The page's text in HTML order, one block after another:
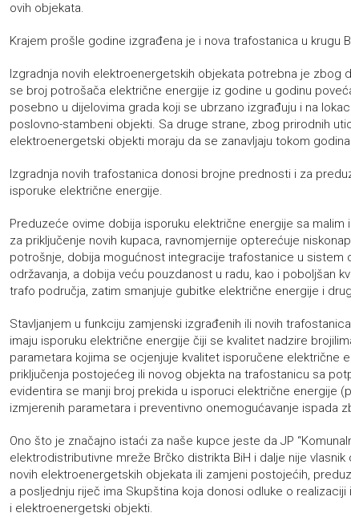
ovih objekata.
Krajem prošle godine izgrađena je i nova trafostanica u krugu
Izgradnja novih elektroenergetskih objekata potrebna je
se broj potrošača električne energije iz godine u godinu
posebno u dijelovima grada koji se ubrzano izgrađuju i na
poslovno-stambeni objekti. Sa druge strane, zbog prirodnih
elektroenergetski objekti moraju da se zanavljaju tokom
Izgradnja novih trafostanica donosi brojne prednosti i za
isporuke električne energije.
Preduzeće ovime dobija isporuku električne energije sa
za priključenje novih kupaca, ravnomjernije opterećuje
potrošnje, dobija mogućnost integracije trafostanice u sistem
održavanja, a dobija veću pouzdanost u radu, kao i poboljšan
trafo područja, zatim smanjuje gubitke električne energije i
Stavljanjem u funkciju zamjenski izgrađenih ili novih
imaju isporuku električne energije čiji se kvalitet nadzire
parametara kojima se ocjenjuje kvalitet isporučene električne
priključenja postojećeg ili novog objekta na trafostanicu sa
evidentira se manji broj prekida u isporuci električne energije
izmjerenih parametara i preventivno onemogućavanje ispada
Ono što je značajno istaći za naše kupce jeste da JP
elektrodistributivne mreže Brčko distrikta BiH i dalje nije
novih elektroenergetskih objekata ili zamjeni postojećih,
a posljednju riječ ima Skupština koja donosi odluke o
i elektroenergetski objekti.